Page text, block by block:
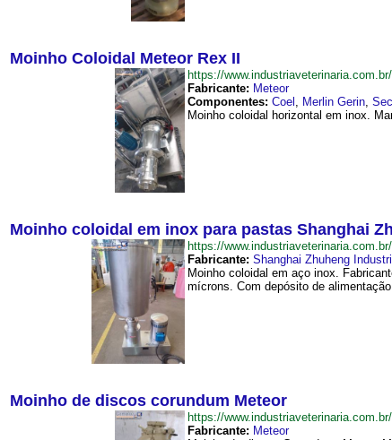
Moinho Coloidal Meteor Rex II
https://
Fabricante: Meteor
Componentes: Coel , Merlin Gerin,
Moinho coloidal horizontal em inox.
Moinho coloidal em inox para pastas Shanghai
https://
Fabricante: Shanghai Zhuheng
Moinho coloidal em aço inox.
mícrons. Com depósito de
Moinho de discos corundum Meteor
https://
Fabricante: Meteor